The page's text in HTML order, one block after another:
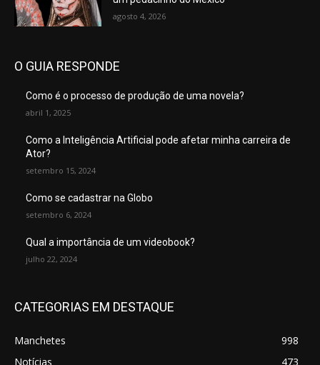
agosto 4, 2026
O GUIA RESPONDE
Como é o processo de produção de uma novela?
abril 1, 2025
Como a Inteligência Artificial pode afetar minha carreira de
Ator?
setembro 15, 2024
Como se cadastrar na Globo
setembro 6, 2024
Qual a importância de um videobook?
julho 22, 2024
CATEGORIAS EM DESTAQUE
Manchetes
998
Notícias
473